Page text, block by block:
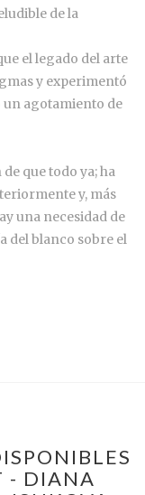
de la
el legado del arte
y experimentó
agotamiento de
que todo ya; ha
y, más
una necesidad de
del blanco sobre el
- DIANA